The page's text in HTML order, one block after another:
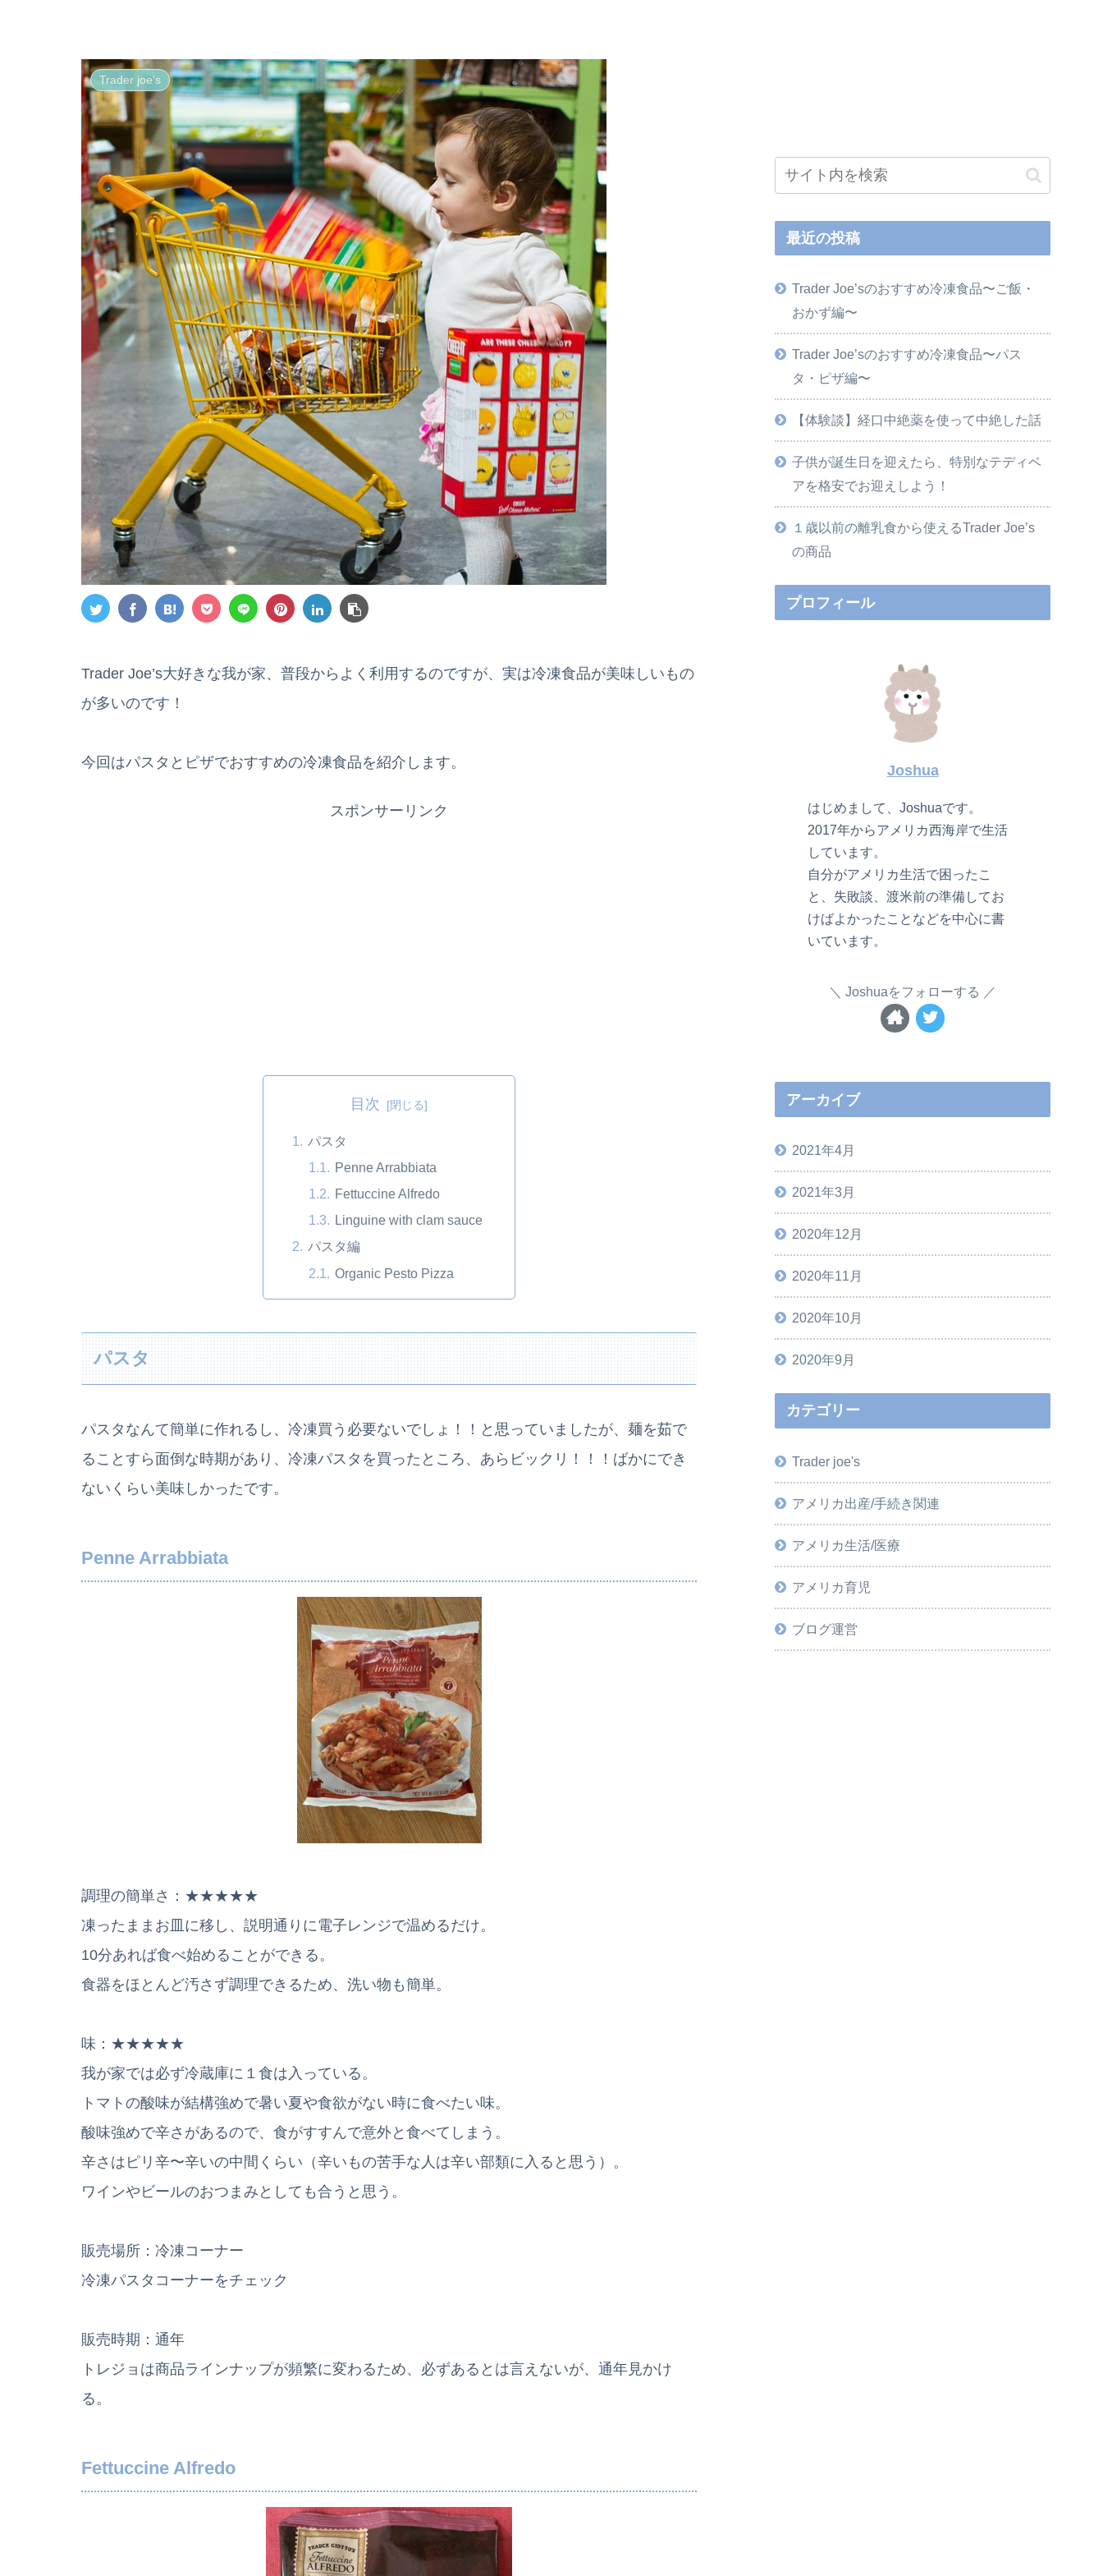
Trader joe's
Trader Joe’s大好きな我が家、普段からよく利用するのですが、実は冷凍食品が美味しいもの
が多いのです！
今回はパスタとピザでおすすめの冷凍食品を紹介します。
スポンサーリンク
目次
パスタ
Penne Arrabbiata
Fettuccine Alfredo
Linguine with clam sauce
パスタ編
Organic Pesto Pizza
パスタ
パスタなんて簡単に作れるし、冷凍買う必要ないでしょ！！と思っていましたが、麺を茹で
ることすら面倒な時期があり、冷凍パスタを買ったところ、あらビックリ！！！ばかにでき
ないくらい美味しかったです。
Penne Arrabbiata
調理の簡単さ：★★★★★
凍ったままお皿に移し、説明通りに電子レンジで温めるだけ。
10分あれば食べ始めることができる。
食器をほとんど汚さず調理できるため、洗い物も簡単。
味：★★★★★
我が家では必ず冷蔵庫に１食は入っている。
トマトの酸味が結構強めで暑い夏や食欲がない時に食べたい味。
酸味強めで辛さがあるので、食がすすんで意外と食べてしまう。
辛さはピリ辛〜辛いの中間くらい（辛いもの苦手な人は辛い部類に入ると思う）。
ワインやビールのおつまみとしても合うと思う。
販売場所：冷凍コーナー
冷凍パスタコーナーをチェック
販売時期：通年
トレジョは商品ラインナップが頻繁に変わるため、必ずあるとは言えないが、通年見かけ
る。
Fettuccine Alfredo
最近の投稿
Trader Joe’sのおすすめ冷凍食品〜ご飯・
おかず編〜
Trader Joe’sのおすすめ冷凍食品〜パス
タ・ピザ編〜
【体験談】経口中絶薬を使って中絶した話
子供が誕生日を迎えたら、特別なテディベ
アを格安でお迎えしよう！
１歳以前の離乳食から使えるTrader Joe’s
の商品
プロフィール
Joshua
はじめまして、Joshuaです。
2017年からアメリカ西海岸で生活
しています。
自分がアメリカ生活で困ったこ
と、失敗談、渡米前の準備してお
けばよかったことなどを中心に書
いています。
Joshuaをフォローする
アーカイブ
2021年4月
2021年3月
2020年12月
2020年11月
2020年10月
2020年9月
カテゴリー
Trader joe's
アメリカ出産/手続き関連
アメリカ生活/医療
アメリカ育児
ブログ運営